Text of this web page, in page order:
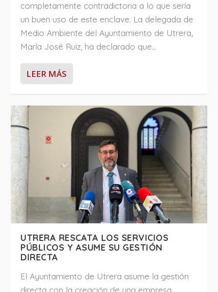
completamente contradictoria a lo que sería
un buen uso de este enclave. La delegada de
Medio Ambiente del Ayuntamiento de Utrera,
María José Ruiz, ha declarado que...
LEER MÁS
UTRERA RESCATA LOS SERVICIOS
PÚBLICOS Y ASUME SU GESTIÓN
DIRECTA
El Ayuntamiento de Utrera asume la gestión
directa con la creación de una empresa